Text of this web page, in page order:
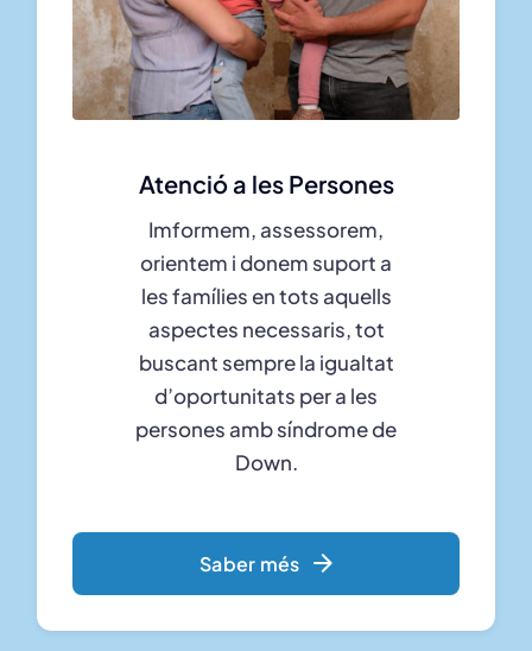
Atenció a les Persones
Imformem, assessorem,
orientem i donem suport a
les famílies en tots aquells
aspectes necessaris, tot
buscant sempre la igualtat
d’oportunitats per a les
persones amb síndrome de
Down.
Saber més